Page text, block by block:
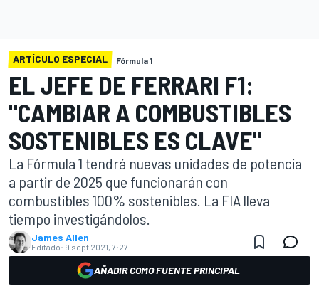
ARTÍCULO ESPECIAL Fórmula 1
EL JEFE DE FERRARI F1:
"CAMBIAR A COMBUSTIBLES
SOSTENIBLES ES CLAVE"
La Fórmula 1 tendrá nuevas unidades de potencia
a partir de 2025 que funcionarán con
combustibles 100% sostenibles. La FIA lleva
tiempo investigándolos.
James Allen
Editado: 9 sept 2021, 7:27
AÑADIR COMO FUENTE PRINCIPAL